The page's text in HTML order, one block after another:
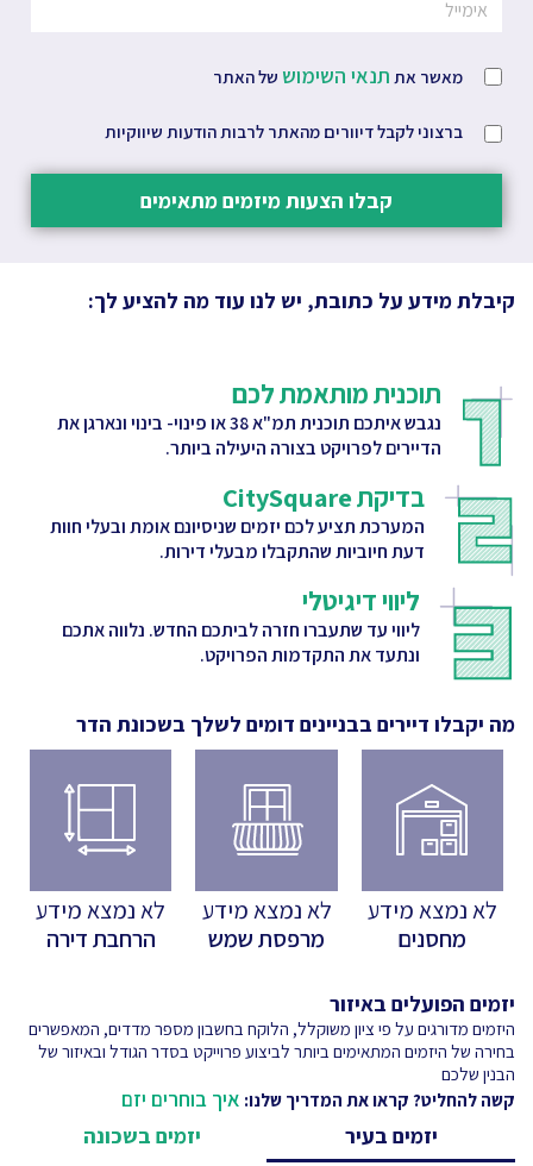
מאשר את תנאי השימוש של האתר
ברצוני לקבל דיוורים מהאתר לרבות הודעות שיווקיות
קבלו הצעות מיזמים מתאימים
קיבלת מידע על כתובת, יש לנו עוד מה להציע לך:
תוכנית מותאמת לכם
נגבש איתכם תוכנית תמ"א 38 או פינוי- בינוי ונארגן את
הדיירים לפרויקט בצורה היעילה ביותר.
בדיקת CitySquare
המערכת תציע לכם יזמים שניסיונם אומת ובעלי חוות
דעת חיוביות שהתקבלו מבעלי דירות.
ליווי דיגיטלי
ליווי עד שתעברו חזרה לביתכם החדש. נלווה אתכם
ונתעד את התקדמות הפרויקט.
מה יקבלו דיירים בבניינים דומים לשלך בשכונת הדר
לא נמצא מידע
מחסנים
לא נמצא מידע
מרפסת שמש
לא נמצא מידע
הרחבת דירה
יזמים הפועלים באיזור
היזמים מדורגים על פי ציון משוקלל, הלוקח בחשבון מספר מדדים, המאפשרים
בחירה של היזמים המתאימים ביותר לביצוע פרוייקט בסדר הגודל ובאיזור של
הבנין שלכם
קשה להחליט? קראו את המדריך שלנו: איך בוחרים יזם
יזמים בעיר
יזמים בשכונה